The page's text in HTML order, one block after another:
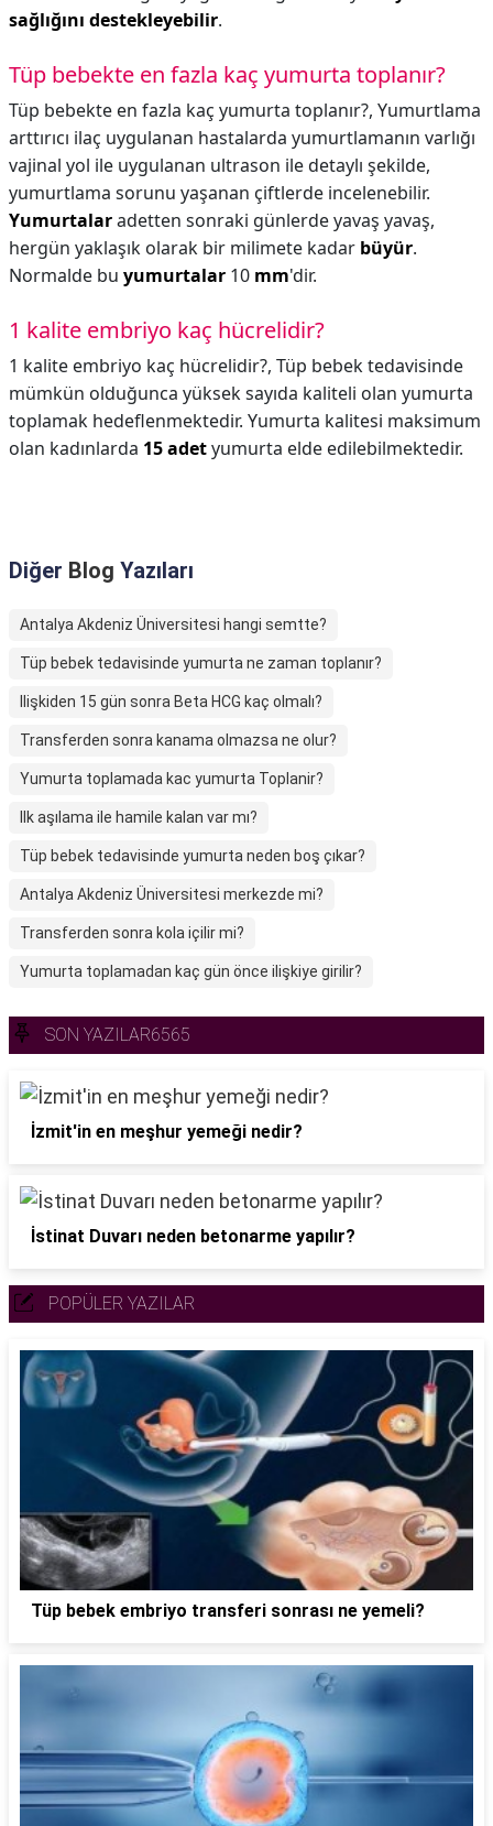
sağlığını destekleyebilir.
Tüp bebekte en fazla kaç yumurta toplanır?
Tüp bebekte en fazla kaç yumurta toplanır?, Yumurtlama
arttırıcı ilaç uygulanan hastalarda yumurtlamanın varlığı
vajinal yol ile uygulanan ultrason ile detaylı şekilde,
yumurtlama sorunu yaşanan çiftlerde incelenebilir.
Yumurtalaradetten sonraki günlerde yavaş yavaş,
hergün yaklaşık olarak bir milimete kadar büyür.
Normalde bu yumurtalar 10 mm'dir.
1 kalite embriyo kaç hücrelidir?
1 kalite embriyo kaç hücrelidir?, Tüp bebek tedavisinde
mümkün olduğunca yüksek sayıda kaliteli olan yumurta
toplamak hedeflenmektedir. Yumurta kalitesi maksimum
olan kadınlarda 15 adetyumurta elde edilebilmektedir.
Diğer Blog Yazıları
Antalya Akdeniz Üniversitesi hangi semtte?
Tüp bebek tedavisinde yumurta ne zaman toplanır?
Ilişkiden 15 gün sonra Beta HCG kaç olmalı?
Transferden sonra kanama olmazsa ne olur?
Yumurta toplamada kac yumurta Toplanir?
Ilk aşılama ile hamile kalan var mı?
Tüp bebek tedavisinde yumurta neden boş çıkar?
Antalya Akdeniz Üniversitesi merkezde mi?
Transferden sonra kola içilir mi?
Yumurta toplamadan kaç gün önce ilişkiye girilir?
SON YAZILAR6565
İzmit'in en meşhur yemeği nedir?
İstinat Duvarı neden betonarme yapılır?
POPÜLER YAZILAR
Tüp bebek embriyo transferi sonrası ne yemeli?